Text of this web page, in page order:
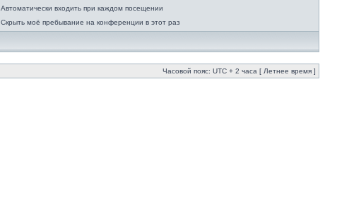
Автоматически входить при каждом посещении
Скрыть моё пребывание на конференции в этот раз
Часовой пояс: UTC + 2 часа [ Летнее время ]